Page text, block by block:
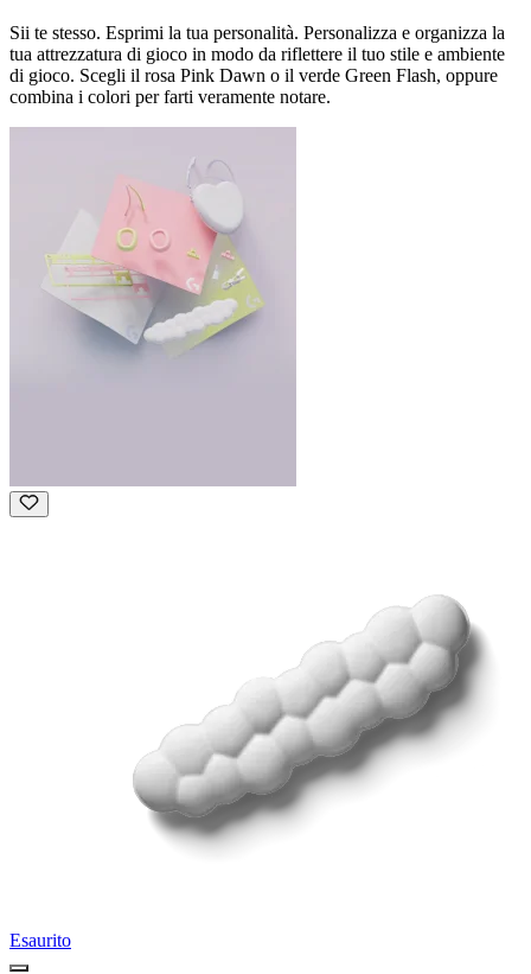
Sii te stesso. Esprimi la tua personalità. Personalizza e organizza la
tua attrezzatura di gioco in modo da riflettere il tuo stile e ambiente
di gioco. Scegli il rosa Pink Dawn o il verde Green Flash, oppure
combina i colori per farti veramente notare.
Esaurito